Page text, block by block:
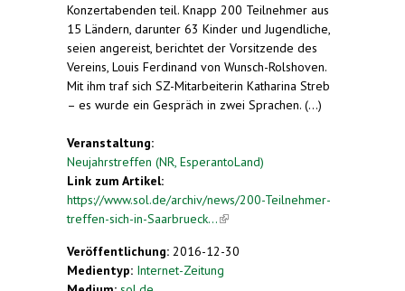
Konzertabenden teil. Knapp 200 Teilnehmer aus
15 Ländern, darunter 63 Kinder und Jugendliche,
seien angereist, berichtet der Vorsitzende des
Vereins, Louis Ferdinand von Wunsch-Rolshoven.
Mit ihm traf sich SZ-Mitarbeiterin Katharina Streb
– es wurde ein Gespräch in zwei Sprachen. (...)
Veranstaltung:
Neujahrstreffen (NR, EsperantoLand)
Link zum Artikel:
https://www.sol.de/archiv/news/200-Teilnehmer-
treffen-sich-in-Saarbrueck...(link is external)
Veröffentlichung: 2016-12-30
Medientyp: Internet-Zeitung